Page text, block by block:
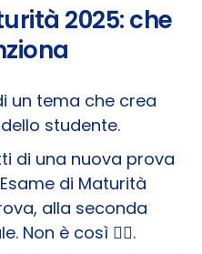
2025: che
un tema che crea
studente.
di una nuova prova
di Maturità
alla seconda
Non è così 🙅‍♂️.